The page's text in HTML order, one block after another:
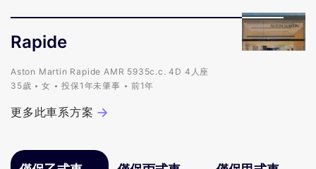
Rapide
Aston Martin Rapide AMR 5935c.c. 4D 4人座
35歲
女 投保1年未肇事 前1年
更多此車系方案